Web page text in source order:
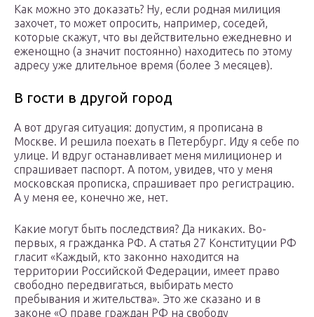
Как можно это доказать? Ну, если родная милиция
захочет, то может опросить, например, соседей,
которые скажут, что вы действительно ежедневно и
еженощно (а значит постоянно) находитесь по этому
адресу уже длительное время (более 3 месяцев).
В гости в другой город
А вот другая ситуация: допустим, я прописана в
Москве. И решила поехать в Петербург. Иду я себе по
улице. И вдруг останавливает меня милиционер и
спрашивает паспорт. А потом, увидев, что у меня
московская прописка, спрашивает про регистрацию.
А у меня ее, конечно же, нет.
Какие могут быть последствия? Да никаких. Во-
первых, я гражданка РФ. А статья 27 Конституции РФ
гласит «Каждый, кто законно находится на
территории Российской Федерации, имеет право
свободно передвигаться, выбирать место
пребывания и жительства». Это же сказано и в
законе «О праве граждан РФ на свободу